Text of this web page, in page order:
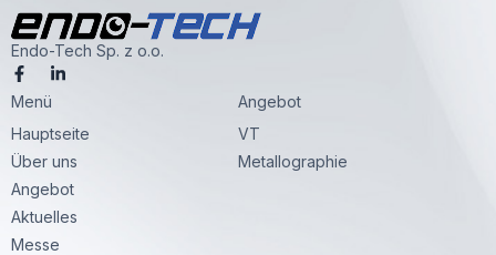
Endo-Tech Sp. z o.o.
F
a
c
b
o
o
k
-
f
L
i
e
i
n
-
i
Menü
Hauptseite
Über uns
Angebot
Aktuelles
Messe
Angebot
VT
Metallographie